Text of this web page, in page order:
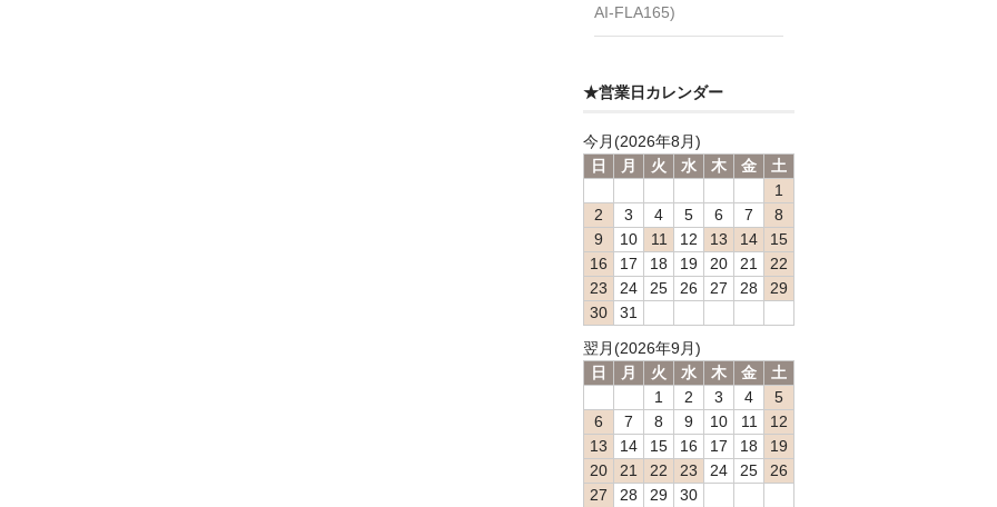
AI-FLA165)
★営業日カレンダー
今月(2026年8月)
日
月 火 水 木 金
土
1
2
3 4 5 6 7
8
9
10 11 12 13 14
15
16
17 18 19 20 21
22
23
24 25 26 27 28
29
30
31
翌月(2026年9月)
日
月 火 水 木 金
土
1
2 3 4
5
6
7 8 9 10 11
12
13
14 15 16 17 18
19
20
21 22 23 24 25
26
27
28 29
30